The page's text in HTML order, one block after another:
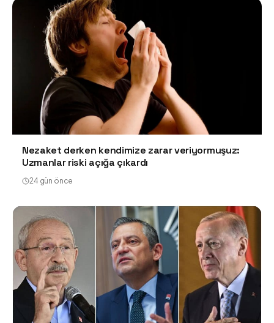
Nezaket derken kendimize zarar veriyormuşuz:
Uzmanlar riski açığa çıkardı
24 gün önce